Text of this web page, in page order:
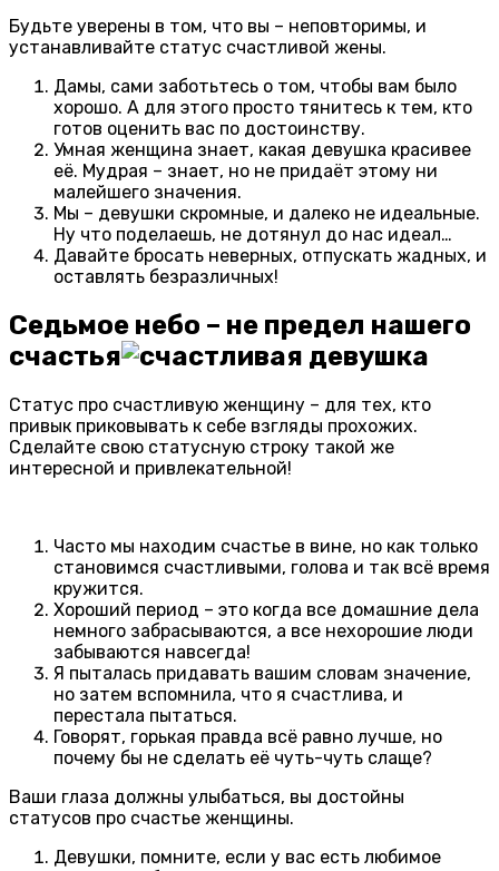
Будьте уверены в том, что вы – неповторимы, и
устанавливайте статус счастливой жены.
Дамы, сами заботьтесь о том, чтобы вам было
хорошо. А для этого просто тянитесь к тем, кто
готов оценить вас по достоинству.
Умная женщина знает, какая девушка красивее
её. Мудрая – знает, но не придаёт этому ни
малейшего значения.
Мы – девушки скромные, и далеко не идеальные.
Ну что поделаешь, не дотянул до нас идеал…
Давайте бросать неверных, отпускать жадных, и
оставлять безразличных!
Седьмое небо – не предел нашего
счастья
Статус про счастливую женщину – для тех, кто
привык приковывать к себе взгляды прохожих.
Сделайте свою статусную строку такой же
интересной и привлекательной!
Часто мы находим счастье в вине, но как только
становимся счастливыми, голова и так всё время
кружится.
Хороший период – это когда все домашние дела
немного забрасываются, а все нехорошие люди
забываются навсегда!
Я пыталась придавать вашим словам значение,
но затем вспомнила, что я счастлива, и
перестала пытаться.
Говорят, горькая правда всё равно лучше, но
почему бы не сделать её чуть-чуть слаще?
Ваши глаза должны улыбаться, вы достойны
статусов про счастье женщины.
Девушки, помните, если у вас есть любимое